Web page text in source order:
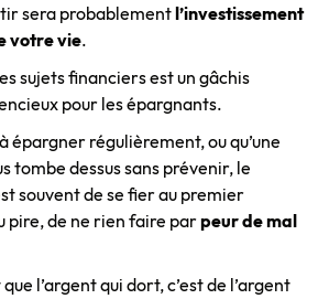
sera probablementl’investissement
votre vie.
sujets financiers est un gâchis
pour les épargnants.
épargner régulièrement, ou qu’une
tombe dessus sans prévenir, le
souvent de se fier au premier
pire, de ne rien faire parpeur de mal
l’argent qui dort, c’est de l’argent